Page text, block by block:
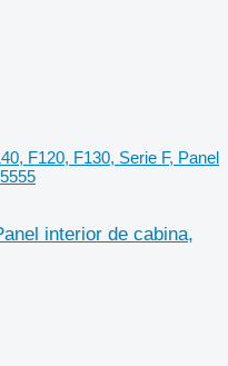
F120, F130, Serie F, Panel
interior de cabina,